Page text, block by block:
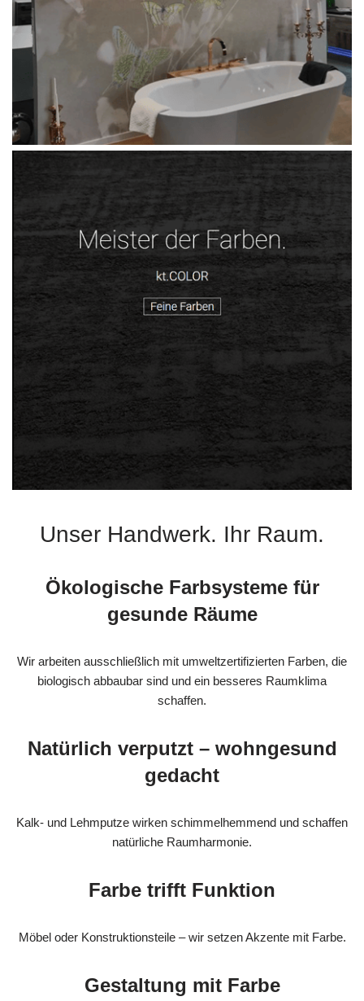
Unser Handwerk. Ihr Raum.
Ökologische Farbsysteme für
gesunde Räume
Wir arbeiten ausschließlich mit umweltzertifizierten Farben, die
biologisch abbaubar sind und ein besseres Raumklima
schaffen.
Natürlich verputzt – wohngesund
gedacht
Kalk- und Lehmputze wirken schimmelhemmend und schaffen
natürliche Raumharmonie.
Farbe trifft Funktion
Möbel oder Konstruktionsteile – wir setzen Akzente mit Farbe.
Gestaltung mit Farbe